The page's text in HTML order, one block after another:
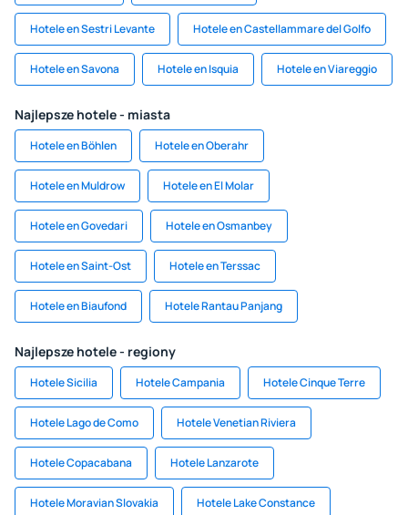
Hotele en Sestri Levante Hotele en Castellammare del Golfo
Hotele en Savona Hotele en Isquia Hotele en Viareggio
Najlepsze hotele - miasta
Hotele en Böhlen Hotele en Oberahr
Hotele en Muldrow Hotele en El Molar
Hotele en Govedari Hotele en Osmanbey
Hotele en Saint-Ost Hotele en Terssac
Hotele en Biaufond Hotele Rantau Panjang
Najlepsze hotele - regiony
Hotele Sicilia Hotele Campania Hotele Cinque Terre
Hotele Lago de Como Hotele Venetian Riviera
Hotele Copacabana Hotele Lanzarote
Hotele Moravian Slovakia Hotele Lake Constance